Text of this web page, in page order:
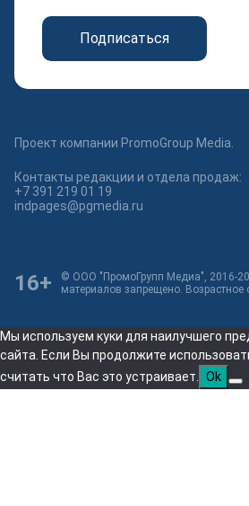
Подписаться
Проект компании PromoGroup Media.
Контакты редакции и отдела продаж:
+7 391 219 01 19
indpages@pgmedia.ru
© ООО "ПромоГрупп Медиа", 2016-
материалов запрещено. Возрастное
16+
Мы используем куки для наилучшего
сайта. Если Вы продолжите
считать что Вас это устраивает.
Ok